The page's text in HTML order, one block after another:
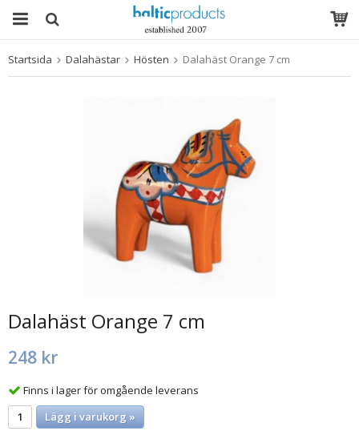
Startsida Dalahästar Hösten Dalahäst Orange 7 cm
Dalahäst Orange 7 cm
248 kr
Finns i lager för omgående leverans
Lägg i varukorg »